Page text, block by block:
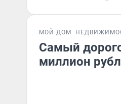
МОЙ ДОМ
Самый
миллион